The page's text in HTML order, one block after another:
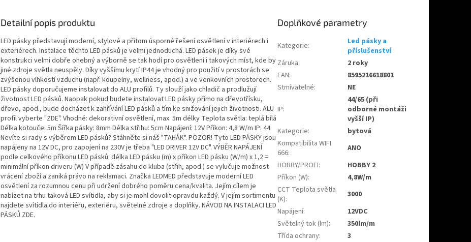
Detailní popis produktu
LED pásky představují moderní, stylové a přitom úsporné řešení osvětlení v interiérech i
exteriérech. Instalace těchto LED pásků je velmi jednoduchá. LED pásek je díky své
konstrukci velmi dobře ohebný a výborně se tak hodí pro osvětlení i takových míst, kde by
jiné zdroje světla neuspěly. Díky vyššímu krytí IP44 je vhodný pro použití v prostorách se
zvýšenou vlhkostí vzduchu (např. koupelny, wellness, apod.) a ve venkovních prostorech.
LED pásky doporučujeme instalovat do ALU profilů. Ty slouží jako chladič a prodlužují
životnost LED pásků. Naopak pokud budete instalovat LED pásky přímo na dřevotřísku,
dřevo, apod., bude docházet k zahřívání LED pásků a tím ke snižování jejich životnosti. ALU
profil vyberte "ZDE". Vhodné: dekorativní osvětlení, max. 5m délky Teplota světla: teplá bílá
Délka kotouče: 5m Šířka pásky: 8mm Délka střihu: 5cm Napájení: 12V Příkon: 4,8 W/m IP: 44
Nevíte si rady s výběrem LED pásků? Stáhněte si náš "TAHÁK". POZOR! Tyto LED PÁSKY jsou
napájeny na 12V DC, pro zapojení na 230V je třeba "LED DRIVER 12V DC". VÝBĚR NAPÁJENÍ
podle celkového příkonu LED pásků: délka LED pásku (m) x příkon LED pásku (W/m) x 1,2 =
minimální příkon driveru (W) V případě zásahu do kluba (střih, apod.) se vylučuje možnost
vrácení zboží a zaniká právo na reklamaci. Značka LEDMED představuje moderní LED
osvětlení za rozumnou cenu při udržení dobrého poměru cena/kvalita. Jejím cílem je
nabízet na trhu taková LED svítidla, aby si je mohl dovolit opravdu každý. V jejím sortimentu
najdete svítidla do interiéru, exteriéru, světelné zdroje a doplňky. NÁVOD NA INSTALACI LED
PÁSKŮ ZDE.
Doplňkové parametry
Kategorie:
Led pásky a
příslušenství
Záruka:
2 roky
EAN:
8595216618801
Stmívatelné: NE
IP:
44/65 (při
odborné montáži
vyšší IP)
Kategorie:
bytová
Kompatibilita WIFI
666:
ANO
HOBBY/PROFI:
HOBBY 2
Příkon (W):
4,8W/m
CCT Teplota světla
(K):
3000
Napájení:
12VDC
Světelný tok (lm):
350lm/m
Třída ochrany:
3